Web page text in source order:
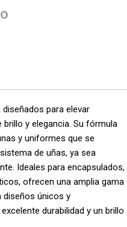
diseñados para elevar
y elegancia. Su fórmula
y uniformes que se
de uñas, ya sea
Ideales para encapsulados,
ofrecen una amplia gama
diseños únicos y
durabilidad y un brillo